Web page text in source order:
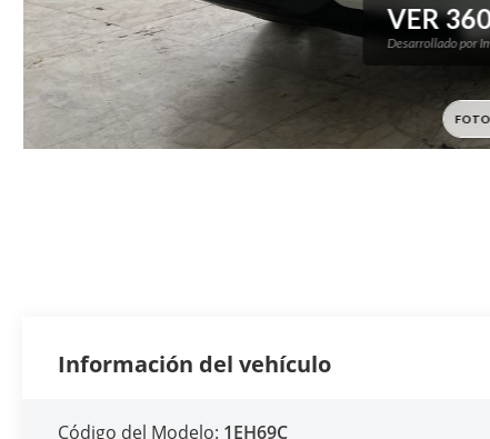
Información del vehículo
Código del Modelo: 1EH69C